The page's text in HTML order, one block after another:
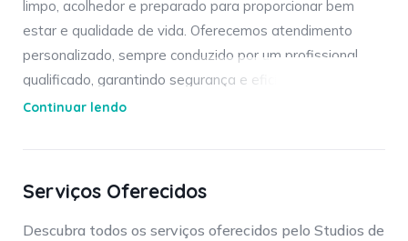
limpo, acolhedor e preparado para proporcionar bem
estar e qualidade de vida. Oferecemos atendimento
personalizado, sempre conduzido por um profissional
qualificado, garantindo segurança e eficiência nos
exercícios. Aqui cada aula é planejada para atender às
sua mente. Entre em contato conosco e marque uma
aula experimental!
Continuar lendo
Serviços Oferecidos
Descubra todos os serviços oferecidos pelo Studios de